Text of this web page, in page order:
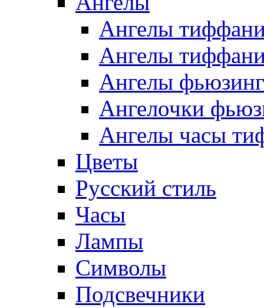
Ангелы
Ангелы
Ангелы фьюзинг
Ангелочки
Ангелы часы
Цветы
Русский стиль
Часы
Лампы
Символы
Подсвечники